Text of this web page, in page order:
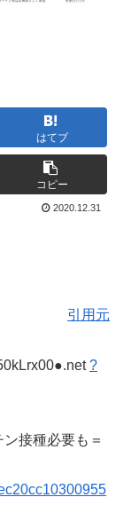
はてブ
コピー
2020.12.31
引用元
?
接種必要も＝